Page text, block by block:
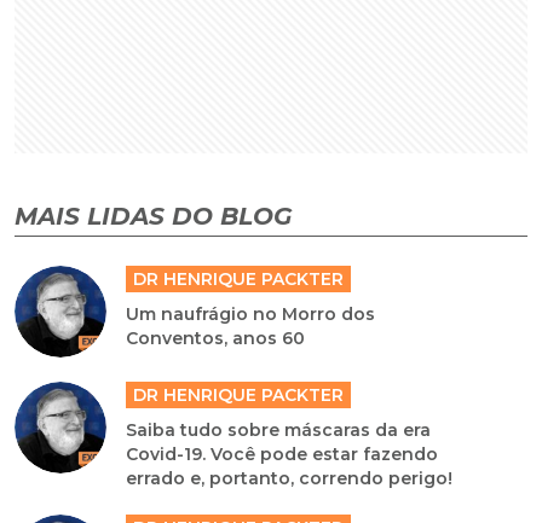
MAIS LIDAS DO BLOG
DR HENRIQUE PACKTER
Um naufrágio no Morro dos
Conventos, anos 60
DR HENRIQUE PACKTER
Saiba tudo sobre máscaras da era
Covid-19. Você pode estar fazendo
errado e, portanto, correndo perigo!